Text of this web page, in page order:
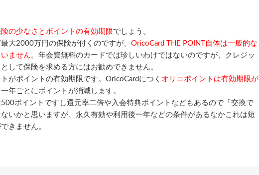
の少なさとポイントの有効期限でしょう。
大2000万円の保険が付くのですが、 OricoCard THE POINT自体は一般的な
ません 。年会費無料のカードでは珍しいわけではないのですが、クレジッ
して保険を求める方にはお勧めできません。
がポイントの有効期限です。OricoCardにつく オリコポイントは有効期限が
年ごとにポイントが消滅します。
ポイントですし還元率二倍や入会特典ポイントなどもあるので「交換で
いかと思いますが、永久有効や利用後一年などの条件があるなかこれは短
きません。